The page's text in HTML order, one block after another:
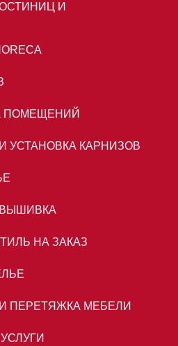
И
ПОМЕЩЕНИЙ
УСТАНОВКА КАРНИЗОВ
НА ЗАКАЗ
ПЕРЕТЯЖКА МЕБЕЛИ